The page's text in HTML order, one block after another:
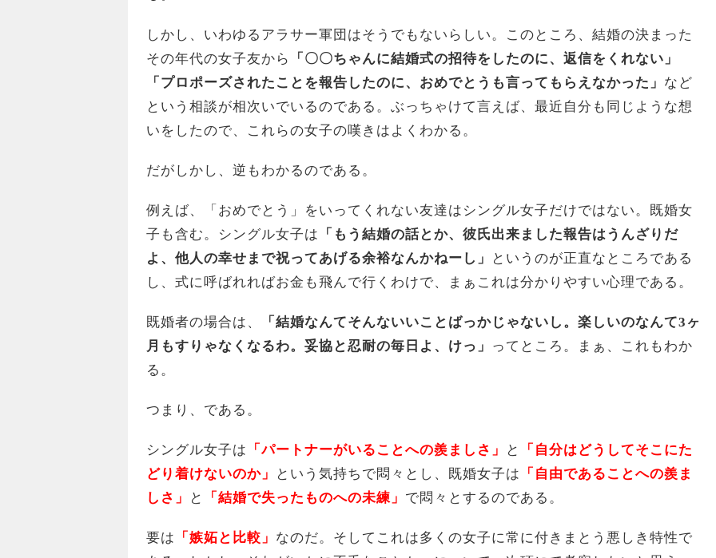
しかし、いわゆるアラサー軍団はそうでもないらしい。このところ、結婚の決まった
その年代の女子友から
「〇〇ちゃんに結婚式の招待をしたのに、返信をくれない」
「プロポーズされたことを報告したのに、おめでとうも言ってもらえなかった」 など
という相談が相次いでいるのである。ぶっちゃけて言えば、最近自分も同じような想
いをしたので、これらの女子の嘆きはよくわかる。
だがしかし、逆もわかるのである。
例えば、「おめでとう」をいってくれない友達はシングル女子だけではない。既婚女
子も含む。シングル女子は
「もう結婚の話とか、彼氏出来ました報告はうんざりだ
よ、他人の幸せまで祝ってあげる余裕なんかねーし」
というのが正直なところである
し、式に呼ばれればお金も飛んで行くわけで、まぁこれは分かりやすい心理である。
既婚者の場合は、
「結婚なんてそんないいことばっかじゃないし。楽しいのなんて3ヶ
月もすりゃなくなるわ。妥協と忍耐の毎日よ、けっ」
ってところ。まぁ、これもわか
る。
つまり、である。
シングル女子は 「パートナーがいることへの羨ましさ」 と
「自分はどうしてそこにた
どり着けないのか」
という気持ちで悶々とし、既婚女子は
「自由であることへの羨ま
しさ」
と 「結婚で失ったものへの未練」 で悶々とするのである。
要は 「嫉妬と比較」 なのだ。そしてこれは多くの女子に常に付きまとう悪しき特性で